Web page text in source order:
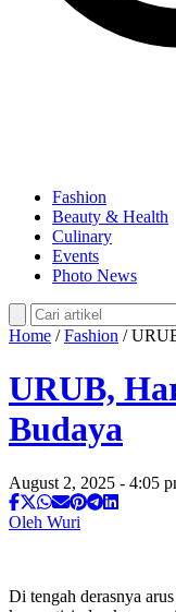
Fashion
Beauty & Health
Culinary
Events
Photo News
Home /Fashion /
URUB,
Budaya
August 2, 2025 - 4:05
Oleh Wuri
Di tengah derasnya